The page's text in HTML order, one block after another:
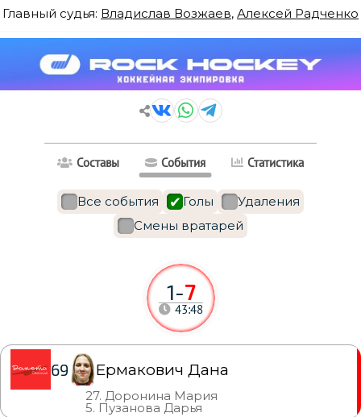
Главный судья: Владислав Возжаев, Алексей Радченко
Составы События Статистика
Все события Голы
Удаления
Смены вратарей
1-7
43:48
69 Ермакович Дана
27. Доронина Мария
5. Пузанова Дарья